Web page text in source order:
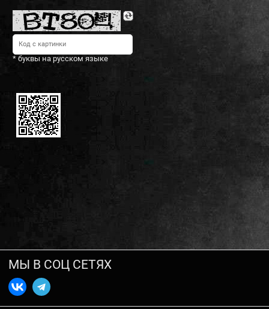
* буквы на русском языке
МЫ В СОЦ СЕТЯХ